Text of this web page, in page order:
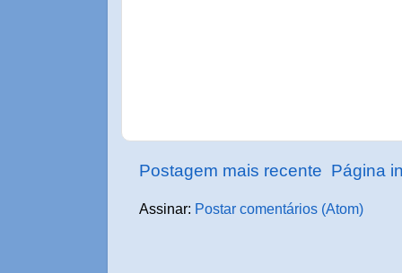
Postagem mais recente Página
Assinar: Postar comentários (Atom)